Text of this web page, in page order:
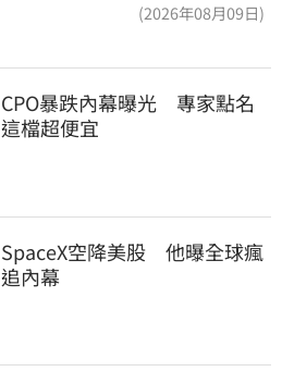
(2026年08月09日)
CPO暴跌內幕曝光　專家點名
這檔超便宜
SpaceX空降美股　他曝全球瘋
追內幕